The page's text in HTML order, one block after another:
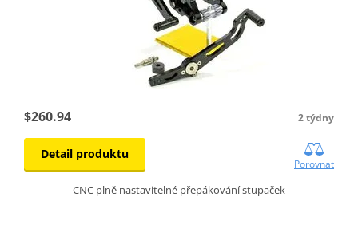
$260.94 2 týdny
Detail produktu
Porovnat
CNC plně nastavitelné přepákování stupaček